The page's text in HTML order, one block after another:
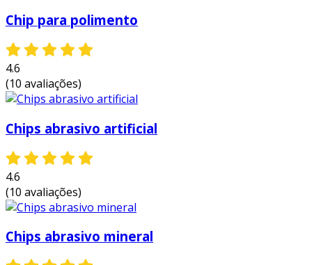
Chip para polimento
4.6
(10 avaliações)
Chips abrasivo artificial
4.6
(10 avaliações)
Chips abrasivo mineral